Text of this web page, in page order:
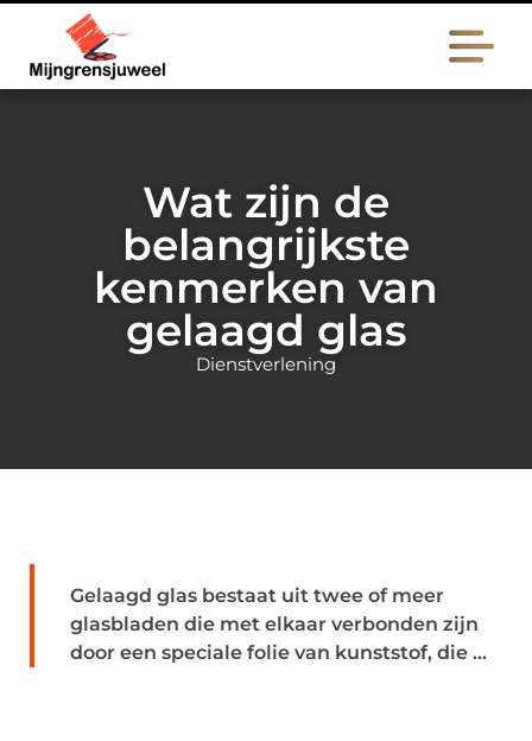
Wat zijn de
belangrijkste
kenmerken van
gelaagd glas
Dienstverlening
Gelaagd glas bestaat uit twee of meer
glasbladen die met elkaar verbonden zijn
door een speciale folie van kunststof, die ...